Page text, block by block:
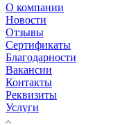
О компании
Новости
Отзывы
Сертификаты
Благодарности
Вакансии
Контакты
Реквизиты
Услуги